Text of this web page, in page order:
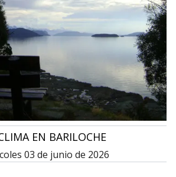
EN BARILOCHE
03 de junio de 2026